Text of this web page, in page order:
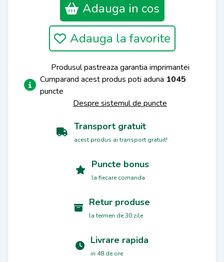
Adauga in cos
Adauga la favorite
Produsul pastreaza garantia imprimantei
Cumparand acest produs poti aduna 1045
puncte
Despre sistemul de puncte
Transport gratuit
acest produs ai transport gratuit!
Puncte bonus
la fiecare comanda
Retur produse
la termen de 30 zile
Livrare rapida
in 48 de ore